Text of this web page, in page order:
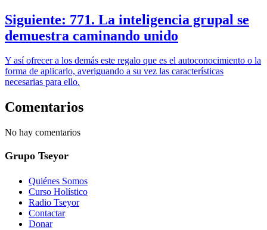
Siguiente: 771. La inteligencia grupal se
demuestra caminando unido
Y así ofrecer a los demás este regalo que es el autoconocimiento o la
forma de aplicarlo, averiguando a su vez las características
necesarias para ello.
Comentarios
No hay comentarios
Grupo Tseyor
Quiénes Somos
Curso Holístico
Radio Tseyor
Contactar
Donar